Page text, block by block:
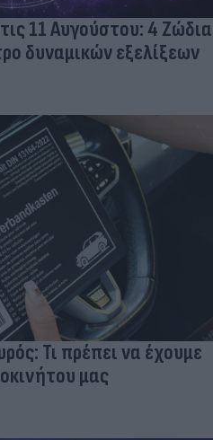
11 Αυγούστου: 4 Ζώδια
δυναμικών εξελίξεων
Τι πρέπει να έχουμε
μας